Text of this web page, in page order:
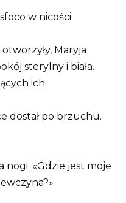
w nicości.
Maryja
sterylny i biała.
ich.
dostał po brzuchu.
nogi. «Gdzie jest moje